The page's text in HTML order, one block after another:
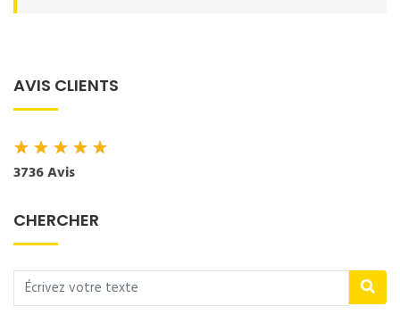
AVIS CLIENTS
★★★★★
3736 Avis
CHERCHER